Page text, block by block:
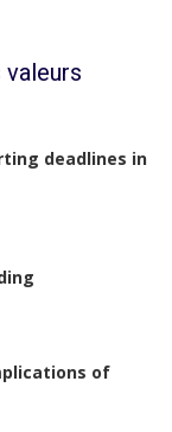
deadlines in
of